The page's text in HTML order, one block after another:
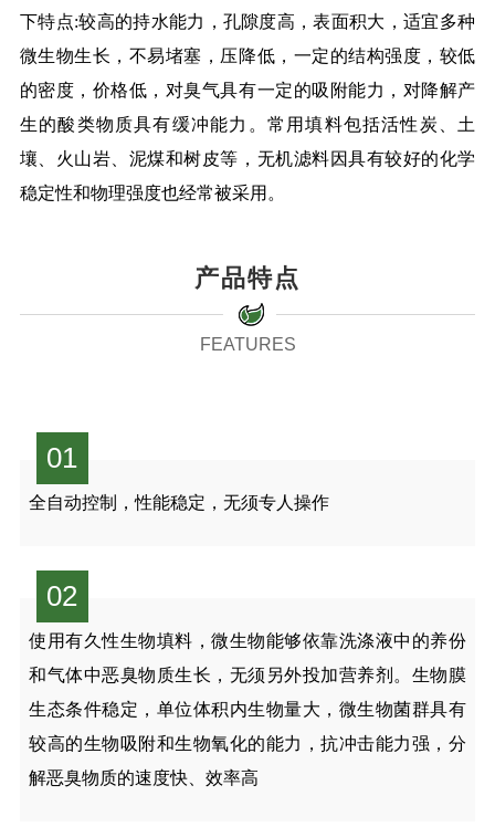
下特点:较高的持水能力，孔隙度高，表面积大，适宜多种
微生物生长，不易堵塞，压降低，一定的结构强度，较低
的密度，价格低，对臭气具有一定的吸附能力，对降解产
生的酸类物质具有缓冲能力。常用填料包括活性炭、土
壤、火山岩、泥煤和树皮等，无机滤料因具有较好的化学
稳定性和物理强度也经常被采用。
产品特点
FEATURES
01
全自动控制，性能稳定，无须专人操作
02
使用有久性生物填料，微生物能够依靠洗涤液中的养份
和气体中恶臭物质生长，无须另外投加营养剂。生物膜
生态条件稳定，单位体积内生物量大，微生物菌群具有
较高的生物吸附和生物氧化的能力，抗冲击能力强，分
解恶臭物质的速度快、效率高